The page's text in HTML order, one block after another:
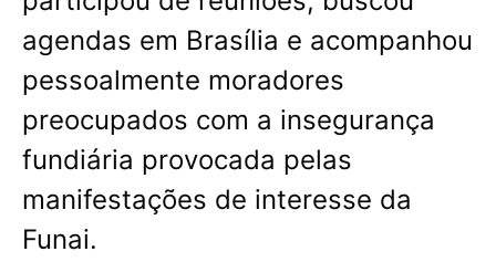
agendas em Brasília e acompanhou
pessoalmente moradores
preocupados com a insegurança
fundiária provocada pelas
manifestações de interesse da
Funai.